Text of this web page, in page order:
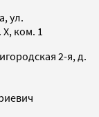
ул.
ком. 1
2-я, д.